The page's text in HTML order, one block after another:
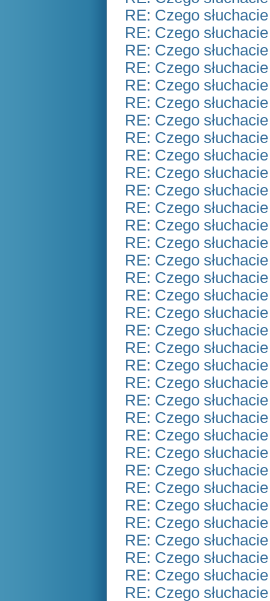
RE: Czego
RE: Czego
RE: Czego
RE: Czego
RE: Czego
RE: Czego
RE: Czego
RE: Czego
RE: Czego
RE: Czego
RE: Czego
RE: Czego
RE: Czego
RE: Czego
RE: Czego
RE: Czego
RE: Czego
RE: Czego
RE: Czego
RE: Czego
RE: Czego
RE: Czego
RE: Czego
RE: Czego
RE: Czego
RE: Czego
RE: Czego
RE: Czego
RE: Czego
RE: Czego
RE: Czego
RE: Czego
RE: Czego
RE: Czego